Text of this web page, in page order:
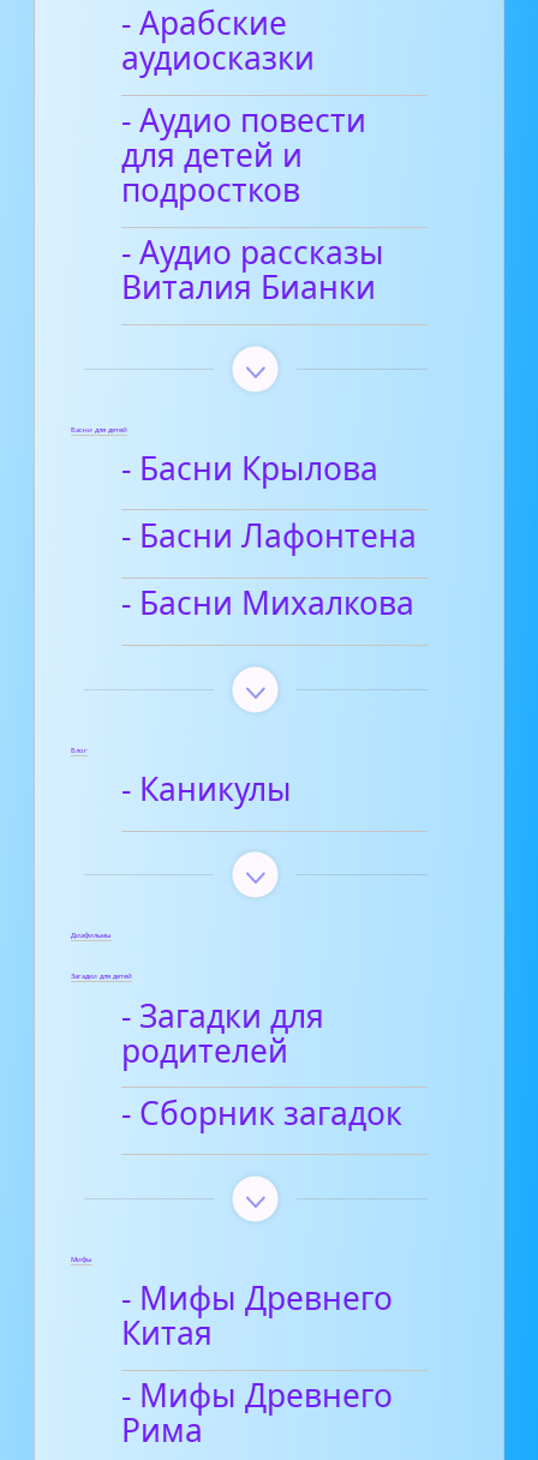
- Арабские
аудиосказки
- Аудио повести
для детей и
подростков
- Аудио рассказы
Виталия Бианки
Басни для детей
- Басни Крылова
- Басни Лафонтена
- Басни Михалкова
Блог
- Каникулы
Диафильмы
Загадки для детей
- Загадки для
родителей
- Сборник загадок
Мифы
- Мифы Древнего
Китая
- Мифы Древнего
Рима